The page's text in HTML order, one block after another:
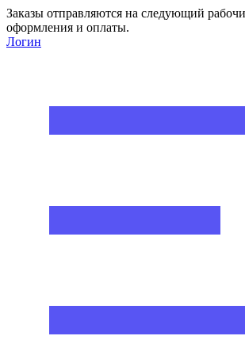
Заказы отправляются на следующий
оформления и оплаты.
Логин